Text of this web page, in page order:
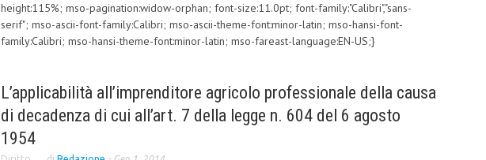
height:115%; mso-pagination:widow-orphan; font-size:11.0pt; font-family:"Calibri","sans-
serif"; mso-ascii-font-family:Calibri; mso-ascii-theme-font:minor-latin; mso-hansi-font-
family:Calibri; mso-hansi-theme-font:minor-latin; mso-fareast-language:EN-US;}
L’applicabilità all’imprenditore agricolo professionale della causa
di decadenza di cui all’art. 7 della legge n. 604 del 6 agosto
1954